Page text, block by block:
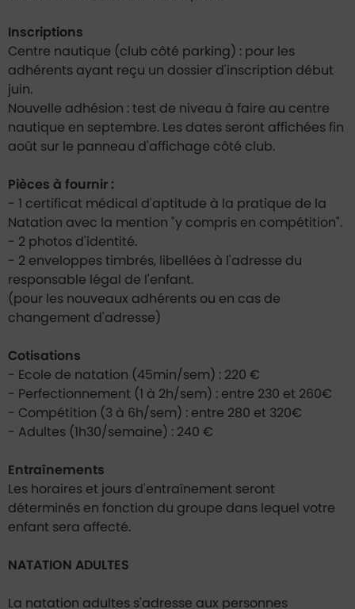
Inscriptions
Centre nautique (club côté parking) : pour les
adhérents ayant reçu un dossier d'inscription début
juin.
Nouvelle adhésion : test de niveau à faire au centre
nautique en septembre. Les dates seront affichées fin
août sur le panneau d'affichage côté club.
Pièces à fournir :
- 1 certificat médical d'aptitude à la pratique de la
Natation avec la mention "y compris en compétition".
- 2 photos d'identité.
- 2 enveloppes timbrés, libellées à l'adresse du
responsable légal de l'enfant.
(pour les nouveaux adhérents ou en cas de
changement d'adresse)
Cotisations
- Ecole de natation (45min/sem) : 220 €
- Perfectionnement (1 à 2h/sem) : entre 230 et 260€
- Compétition (3 à 6h/sem) : entre 280 et 320€
- Adultes (1h30/semaine) : 240 €
Entraînements
Les horaires et jours d'entraînement seront
déterminés en fonction du groupe dans lequel votre
enfant sera affecté.
NATATION ADULTES
La natation adultes s'adresse aux personnes